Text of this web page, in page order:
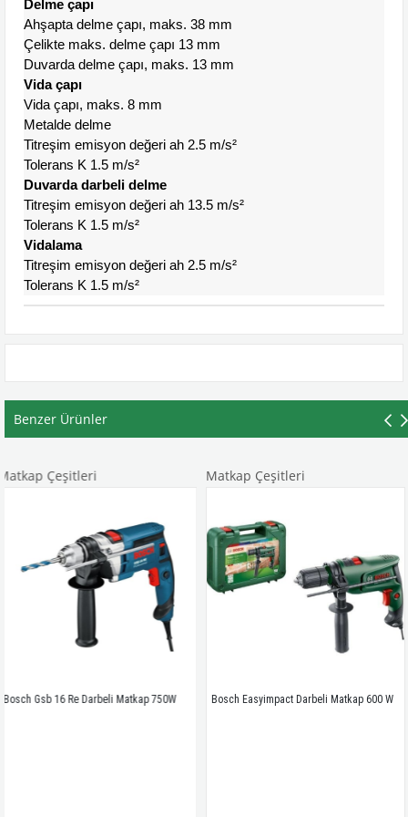
Delme çapı
Ahşapta delme çapı, maks. 38 mm
Çelikte maks. delme çapı 13 mm
Duvarda delme çapı, maks. 13 mm
Vida çapı
Vida çapı, maks. 8 mm
Metalde delme
Titreşim emisyon değeri ah 2.5 m/s²
Tolerans K 1.5 m/s²
Duvarda darbeli delme
Titreşim emisyon değeri ah 13.5 m/s²
Tolerans K 1.5 m/s²
Vidalama
Titreşim emisyon değeri ah 2.5 m/s²
Tolerans K 1.5 m/s²
Benzer Ürünler
Darbeli Matkap 750W
Matkap Çeşitleri
Bosch Easyimpact Darbeli Matkap 600 W Rtrmax x-